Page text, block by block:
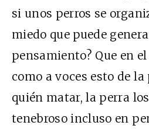
si unos perros se
miedo que puede
pensamiento? Que en
como a voces esto de la
quién matar, la perra
tenebroso incluso en